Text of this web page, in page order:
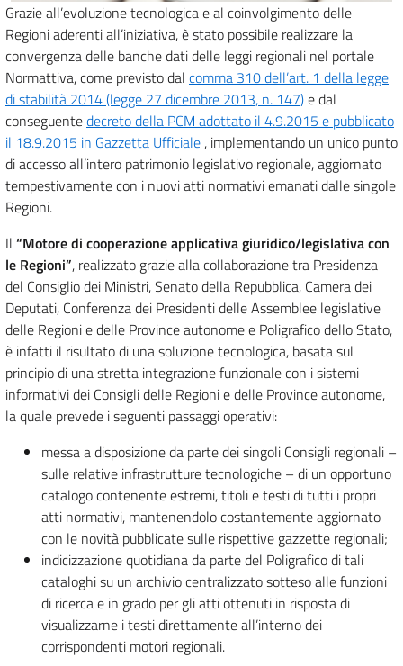
Grazie all’evoluzione tecnologica e al coinvolgimento delle
Regioni aderenti all’iniziativa, è stato possibile realizzare la
convergenza delle banche dati delle leggi regionali nel portale
Normattiva, come previsto dal comma 310 dell’art. 1 della legge
di stabilità 2014 (legge 27 dicembre 2013, n. 147)e dal
conseguentedecreto della PCM adottato il 4.9.2015 e pubblicato
il 18.9.2015 in Gazzetta Ufficiale , implementando un unico punto
di accesso all’intero patrimonio legislativo regionale, aggiornato
tempestivamente con i nuovi atti normativi emanati dalle singole
Regioni.
Il “Motore di cooperazione applicativa giuridico/legislativa con
le Regioni”, realizzato grazie alla collaborazione tra Presidenza
del Consiglio dei Ministri, Senato della Repubblica, Camera dei
Deputati, Conferenza dei Presidenti delle Assemblee legislative
delle Regioni e delle Province autonome e Poligrafico dello Stato,
è infatti il risultato di una soluzione tecnologica, basata sul
principio di una stretta integrazione funzionale con i sistemi
informativi dei Consigli delle Regioni e delle Province autonome,
la quale prevede i seguenti passaggi operativi:
messa a disposizione da parte dei singoli Consigli regionali –
sulle relative infrastrutture tecnologiche – di un opportuno
catalogo contenente estremi, titoli e testi di tutti i propri
atti normativi, mantenendolo costantemente aggiornato
con le novità pubblicate sulle rispettive gazzette regionali;
indicizzazione quotidiana da parte del Poligrafico di tali
cataloghi su un archivio centralizzato sotteso alle funzioni
di ricerca e in grado per gli atti ottenuti in risposta di
visualizzarne i testi direttamente all’interno dei
corrispondenti motori regionali.